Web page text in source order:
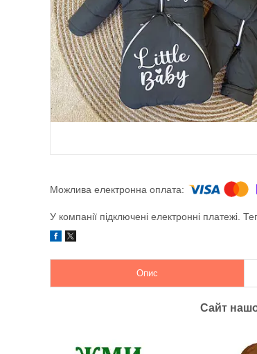
У компанії підключені електронні платежі.
Опис
Сайт